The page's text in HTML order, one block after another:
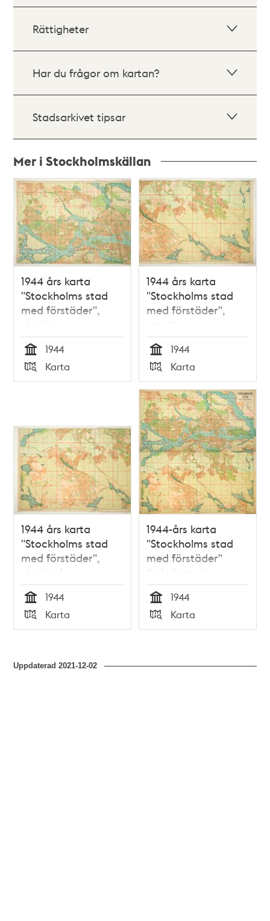
Rättigheter
Har du frågor om kartan?
Stadsarkivet tipsar
Mer i Stockholmskällan
Relaterade
poster
och
teman
1944 års karta
"Stockholms stad
med förstäder",
utsnitt a
Tid
1944
Typ
Karta
1944 års karta
"Stockholms stad
med förstäder",
utsnitt c
Tid
1944
Typ
Karta
1944 års karta
"Stockholms stad
med förstäder",
utsnitt d
Tid
1944
Typ
Karta
1944-års karta
"Stockholms stad
med förstäder"
(hela kartan)
Tid
1944
Typ
Karta
Uppdaterad2021-12-02